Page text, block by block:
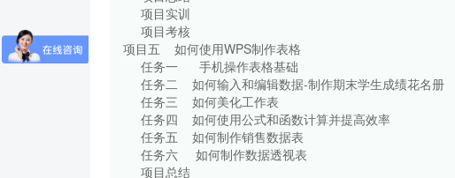
项目实训
项目考核
项目五 如何使用WPS制作表格
任务一 手机操作表格基础
任务二 如何输入和编辑数据-制作期末学
任务三 如何美化工作表
任务四 如何使用公式和函数计算并提
任务五 如何制作销售数据表
任务六 如何制作数据透视表
项目总结